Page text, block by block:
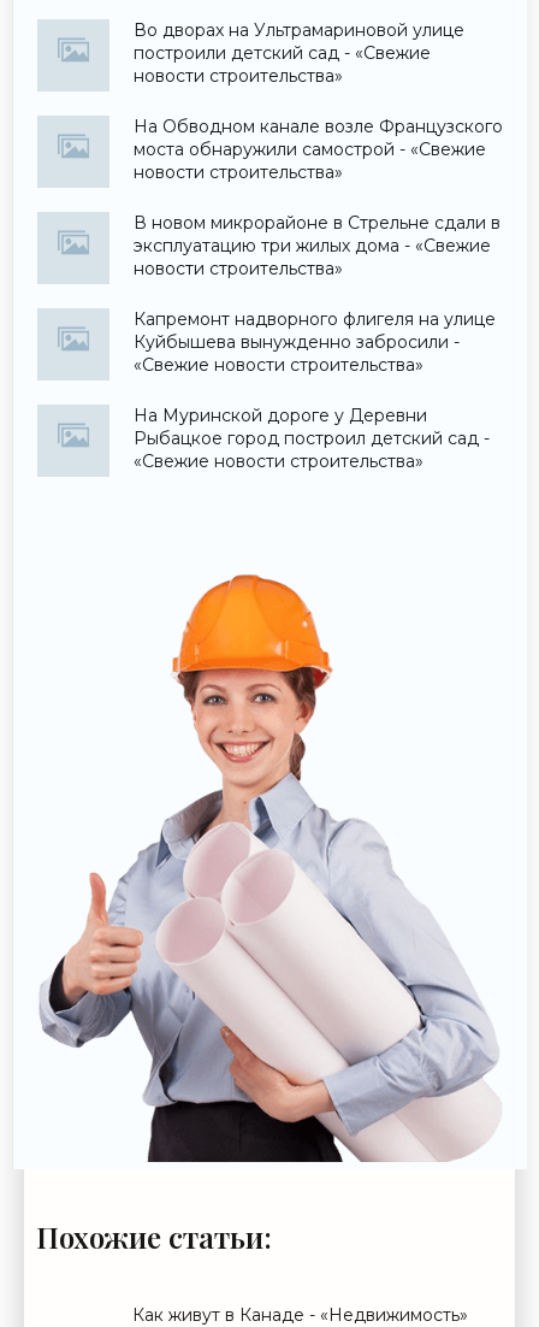
Во дворах на Ультрамариновой улице
построили детский сад - «Свежие
новости строительства»
На Обводном канале возле Французского
моста обнаружили самострой - «Свежие
новости строительства»
В новом микрорайоне в Стрельне сдали в
эксплуатацию три жилых дома - «Свежие
новости строительства»
Капремонт надворного флигеля на улице
Куйбышева вынужденно забросили -
«Свежие новости строительства»
На Муринской дороге у Деревни
Рыбацкое город построил детский сад -
«Свежие новости строительства»
Похожие статьи:
Как живут в Канаде - «Недвижимость»